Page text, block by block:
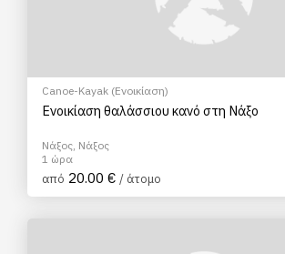
Canoe-Kayak (Ενοικίαση)
Ενοικίαση θαλάσσιου κανό στη Νάξο
Νάξος, Νάξος
1 ώρα
από 20.00 € / άτομο